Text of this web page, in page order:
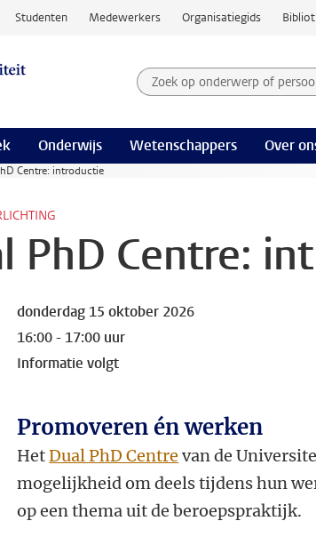
Studenten Medewerkers Organisatiegids
Zoek op onderwerp of
Zoekterm
Onderwijs Wetenschappers Over
Centre: introductie
PhD Centre:
donderdag 15 oktober 2026
16:00 - 17:00 uur
Informatie volgt
Promoveren én werken
HetDual PhD Centre van de
mogelijkheid om deels tijdens hun
op een thema uit de beroepspraktijk.